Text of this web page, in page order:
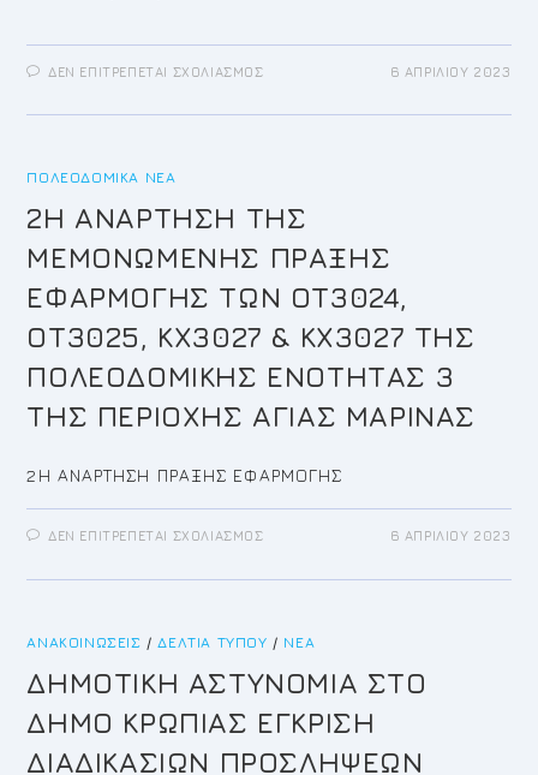
ΔΕΝ ΕΠΙΤΡΈΠΕΤΑΙ ΣΧΟΛΙΑΣΜΌΣΣΤΟ
Κ.
6 ΑΠΡΙΛΊΟΥ 2023
ΠΟΛΕΟΔΟΜΙΚΆ ΝΈΑ
2Η ΑΝΑΡΤΗΣΗ ΤΗΣ
ΜΕΜΟΝΩΜΕΝΗΣ ΠΡΑΞΗΣ
ΕΦΑΡΜΟΓΗΣ ΤΩΝ ΟΤ3024,
ΟΤ3025, ΚΧ3027 & ΚΧ3027 ΤΗΣ
ΠΟΛΕΟΔΟΜΙΚΗΣ ΕΝΟΤΗΤΑΣ 3
ΤΗΣ ΠΕΡΙΟΧΗΣ ΑΓΙΑΣ ΜΑΡΙΝΑΣ
2Η ΑΝΑΡΤΗΣΗ ΠΡΑΞΗΣ ΕΦΑΡΜΟΓΗΣ
ΔΕΝ ΕΠΙΤΡΈΠΕΤΑΙ ΣΧΟΛΙΑΣΜΌΣΣΤΟ
ΤΗΣ
ΤΩΝ
ΟΤ3025,
ΚΧ3027
ΚΧ3027
ΤΗΣ
ΠΟΛΕΟΔΟΜΙΚΗΣ
ΕΝΟΤΗΤΑΣ
6 ΑΠΡΙΛΊΟΥ 2023
ΑΝΑΚΟΙΝΏΣΕΙΣ /ΔΕΛΤΊΑ ΤΎΠΟΥ / ΝΈΑ
ΔΗΜΟΤΙΚΗ ΑΣΤΥΝΟΜΙΑ ΣΤΟ
ΔΗΜΟ ΚΡΩΠΙΑΣ ΕΓΚΡΙΣΗ
ΔΙΑΔΙΚΑΣΙΩΝ ΠΡΟΣΛΗΨΕΩΝ